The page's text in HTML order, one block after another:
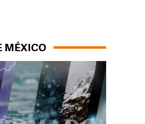
MÉXICO